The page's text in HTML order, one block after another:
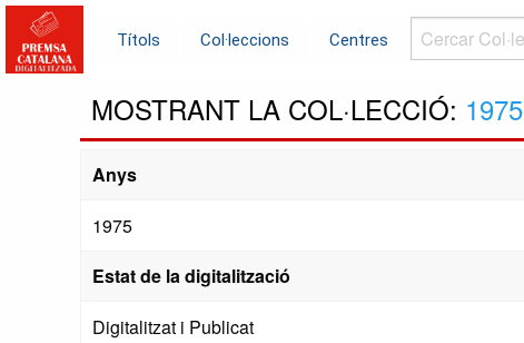
Títols Col·leccions Centres
Cercar
Col·leccions...
MOSTRANT LA COL·LECCIÓ: 1975
Anys
1975
Estat de la digitalització
Digitalitzat i Publicat